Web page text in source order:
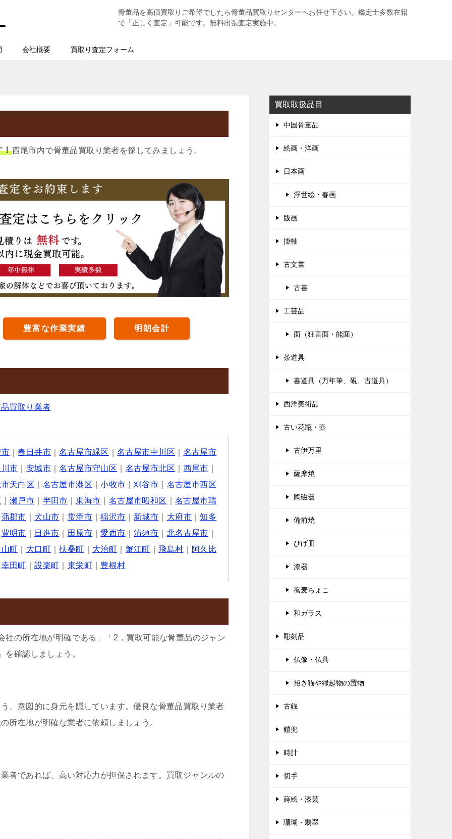
骨董品を高価買取りご希望でしたら骨董品買取りセンターへお任せ下さい。鑑定士多数在籍
で「正しく査定」可能です。無料出張査定実施中。
会社概要 買取り査定フォーム
！西尾市内で骨董品買取り業者を探してみましょう。
豊富な作業実績 明朗会計
買取り業者
｜春日井市 ｜名古屋市緑区 ｜名古屋市中川区
名古屋市
市
安城市 ｜名古屋市守山区 名古屋市北区 西尾市
天白区
名古屋市港区 ｜小牧市 ｜刈谷市
名古屋市西区
｜瀬戸市 半田市 ｜東海市 名古屋市昭和区 ｜名古屋市瑞
蒲郡市 犬山市 常滑市 ｜稲沢市 新城市 大府市｜知多
豊明市 日進市 田原市 ｜愛西市 ｜清須市 北名古屋市
町
大口町 ｜扶桑町 大治町 蟹江町 ｜飛島村
阿久比
幸田町 ｜設楽町 東栄町 豊根村
社の所在地が明確である」「2，買取可能な骨董品のジャン
確認しましょう。
、意図的に身元を隠しています。優良な骨董品買取り業者
所在地が明確な業者に依頼しましょう。
者であれば、高い対応力が担保されます。買取ジャンルの
買取取扱品目
中国骨董品
絵画・洋画
日本画
浮世絵・春画
版画
掛軸
古文書
古書
工芸品
面（狂言面・能面）
茶道具
書道具（万年筆、硯、古道具）
西洋美術品
古い花瓶・壺
古伊万里
薩摩焼
陶磁器
備前焼
ひげ皿
漆器
蕎麦ちょこ
和ガラス
彫刻品
仏像・仏具
招き猫や縁起物の置物
古銭
鎧兜
時計
切手
蒔絵・漆芸
珊瑚・翡翠